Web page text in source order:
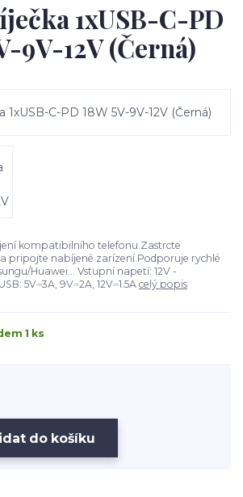
1xUSB-C-PD
9V-12V (Černá)
kompatibilního telefonu.Zastrcte
pripojte nabíjené zarízení.Podporuje rychlé
Huawei... Vstupní napetí: 12V -
5V⎓3A, 9V⎓2A, 12V⎓1.5A celý popis
1 ks
do košíku